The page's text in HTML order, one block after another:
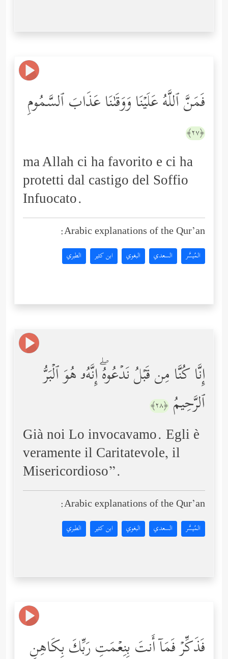
فَمَنَّ ٱللَّهُ عَلَیۡنَا وَوَقَىٰنَا عَذَابَ ٱلسَّمُومِ
﴿٢٧﴾
ma Allah ci ha favorito e ci ha
protetti dal castigo del Soffio
Infuocato.
Arabic explanations of the Qur’an:
المُيسَّر السعدي البغوي ابن كثير الطبري
إِنَّا كُنَّا مِن قَبۡلُ نَدۡعُوهُۖ إِنَّهُۥ هُوَ ٱلۡبَرُّ
ٱلرَّحِیمُ ﴿٢٨﴾
Già noi Lo invocavamo. Egli è
veramente il Caritatevole, il
Misericordioso”.
Arabic explanations of the Qur’an:
المُيسَّر السعدي البغوي ابن كثير الطبري
فَذَكِّرۡ فَمَاۤ أَنتَ بِنِعۡمَتِ رَبِّكَ بِكَاهِنࣲ